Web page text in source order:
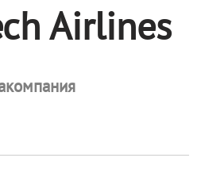
Airlines